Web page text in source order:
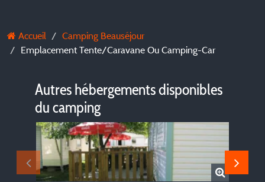
Accueil
Camping Beauséjour
Emplacement Tente/Caravane Ou Camping-Car
Autres hébergements disponibles
du camping